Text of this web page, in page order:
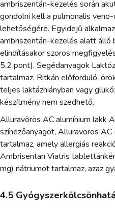
ambriszentán-kezelés során
gondolni kell a pulmonalis
lehetőségére. Egyidejű
ambriszentán-kezelés alatt
elindításakor szoros
5.2 pont). Segédanyagok
tartalmaz. Ritkán előforduló,
teljes laktázhiányban vagy
készítmény nem szedhető.
Alluravörös AC alumínium lakk
színezőanyagot, Alluravörös
tartalmaz, amely allergiás
Ambrisentan Viatris
mg) nátriumot tartalmaz, azaz
4.5